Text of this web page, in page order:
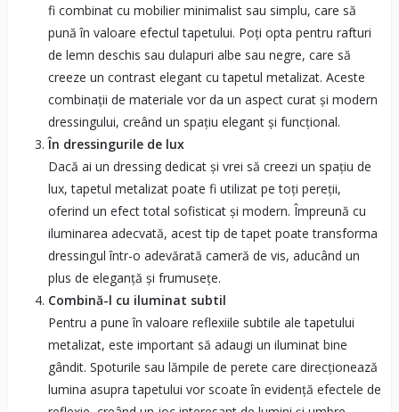
fi combinat cu mobilier minimalist sau simplu, care să
pună în valoare efectul tapetului. Poți opta pentru rafturi
de lemn deschis sau dulapuri albe sau negre, care să
creeze un contrast elegant cu tapetul metalizat. Aceste
combinații de materiale vor da un aspect curat și modern
dressingului, creând un spațiu elegant și funcțional.
În dressingurile de lux
Dacă ai un dressing dedicat și vrei să creezi un spațiu de
lux, tapetul metalizat poate fi utilizat pe toți pereții,
oferind un efect total sofisticat și modern. Împreună cu
iluminarea adecvată, acest tip de tapet poate transforma
dressingul într-o adevărată cameră de vis, aducând un
plus de eleganță și frumusețe.
Combină-l cu iluminat subtil
Pentru a pune în valoare reflexiile subtile ale tapetului
metalizat, este important să adaugi un iluminat bine
gândit. Spoturile sau lămpile de perete care direcționează
lumina asupra tapetului vor scoate în evidență efectele de